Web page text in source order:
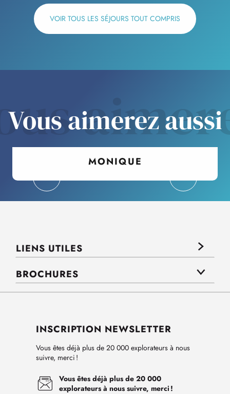
VOIR TOUS LES SÉJOURS TOUT COMPRIS
Vous aimerez aussi
MONIQUE
LIENS UTILES
BROCHURES
INSCRIPTION NEWSLETTER
Vous êtes déjà plus de 20 000 explorateurs à nous
suivre, merci !
Vous êtes déjà plus de 20 000
explorateurs à nous suivre, merci !